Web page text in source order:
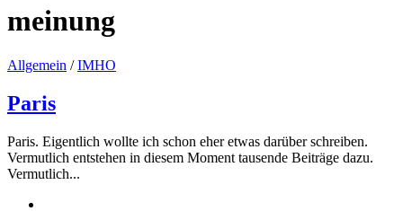
meinung
Allgemein /IMHO
Paris
Paris. Eigentlich wollte ich schon eher etwas darüber schreiben.
Vermutlich entstehen in diesem Moment tausende Beiträge dazu.
Vermutlich...